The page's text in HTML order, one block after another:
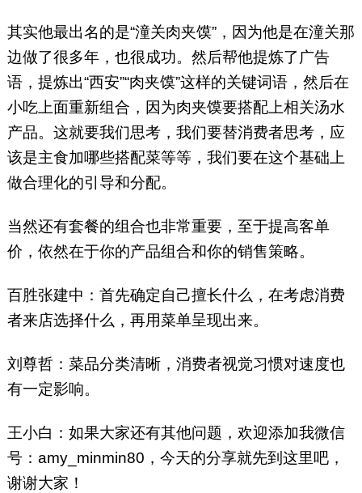
其实他最出名的是“潼关肉夹馍”，因为他是在潼关那
边做了很多年，也很成功。然后帮他提炼了广告
语，提炼出“西安”“肉夹馍”这样的关键词语，然后在
小吃上面重新组合，因为肉夹馍要搭配上相关汤水
产品。这就要我们思考，我们要替消费者思考，应
该是主食加哪些搭配菜等等，我们要在这个基础上
做合理化的引导和分配。
当然还有套餐的组合也非常重要，至于提高客单
价，依然在于你的产品组合和你的销售策略。
百胜张建中：首先确定自己擅长什么，在考虑消费
者来店选择什么，再用菜单呈现出来。
刘尊哲：菜品分类清晰，消费者视觉习惯对速度也
有一定影响。
王小白：如果大家还有其他问题，欢迎添加我微信
号：amy_minmin80，今天的分享就先到这里吧，
谢谢大家！